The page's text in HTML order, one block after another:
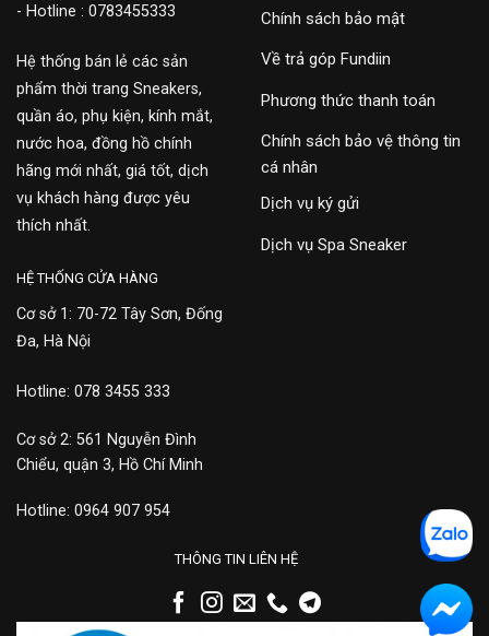
- Hotline : 0783455333
Hệ thống bán lẻ các sản
phẩm thời trang Sneakers,
quần áo, phụ kiện, kính mắt,
nước hoa, đồng hồ chính
hãng mới nhất, giá tốt, dịch
vụ khách hàng được yêu
thích nhất.
Chính sách bảo mật
Về trả góp Fundiin
Phương thức thanh toán
Chính sách bảo vệ thông tin
cá nhân
Dịch vụ ký gửi
Dịch vụ Spa Sneaker
HỆ THỐNG CỬA HÀNG
Cơ sở 1: 70-72 Tây Sơn, Đống
Đa, Hà Nội
Hotline: 078 3455 333
Cơ sở 2: 561 Nguyễn Đình
Chiểu, quận 3, Hồ Chí Minh
Hotline: 0964 907 954
THÔNG TIN LIÊN HỆ